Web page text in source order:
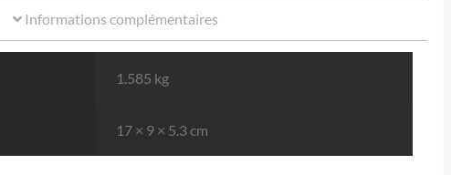
Informations complémentaires
1.585 kg
17 × 9 × 5.3 cm